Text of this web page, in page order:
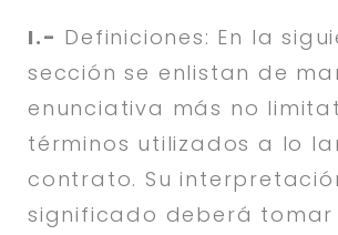
I.- Definiciones: En la
sección se enlistan de
enunciativa más no
términos utilizados a lo
contrato. Su
significado deberá tomar